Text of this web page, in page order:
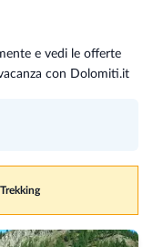
e vedi le offerte
con Dolomiti.it